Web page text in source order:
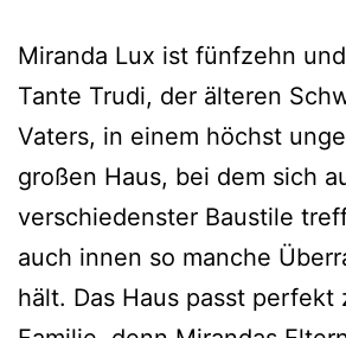
Miranda Lux ist fünf­zehn
Tante Trudi, der älte­ren
Vaters, in einem höchst
gro­ßen Haus, bei dem sich
ver­schie­dens­ter Baustile
auch innen so man­che
hält. Das Haus passt per­fekt